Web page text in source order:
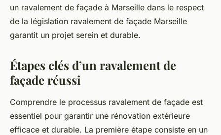
un ravalement de façade à Marseille dans le respect
de la législation ravalement de façade Marseille
garantit un projet serein et durable.
Étapes clés d’un ravalement de
façade réussi
Comprendre le processus ravalement de façade est
essentiel pour garantir une rénovation extérieure
efficace et durable. La première étape consiste en un